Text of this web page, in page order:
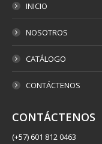
INICIO
NOSOTROS
CATÁLOGO
CONTÁCTENOS
CONTÁCTENOS
(+57) 601 812 0463